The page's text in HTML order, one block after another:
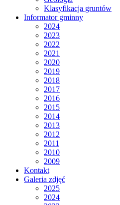
Klasyfikacja gruntów
Informator gminny
2024
2023
2022
2021
2020
2019
2018
2017
2016
2015
2014
2013
2012
2011
2010
2009
Kontakt
Galeria zdjęć
2025
2024